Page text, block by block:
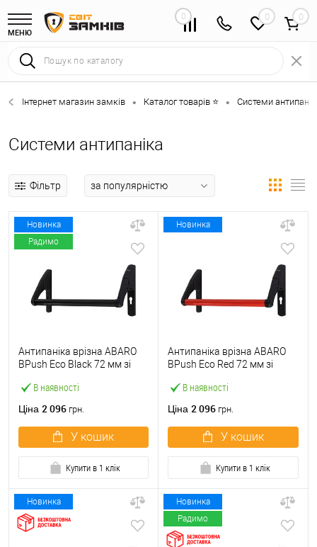
МЕНЮ
0 0
Інтернет магазин замків • Каталог товарів ⭐ • Системи
Системи антипаніка
Фільтр
Новинка
Радимо
В наявності
Антипаніка врізна ABARO
BPush Eco Black 72 мм зі
Ціна 2 096 грн.
У кошик
Купити в 1 клік
Новинка
В наявності
Антипаніка врізна ABARO
BPush Eco Red 72 мм зі
Ціна 2 096 грн.
У кошик
Купити в 1 клік
Новинка
Новинка
Радимо